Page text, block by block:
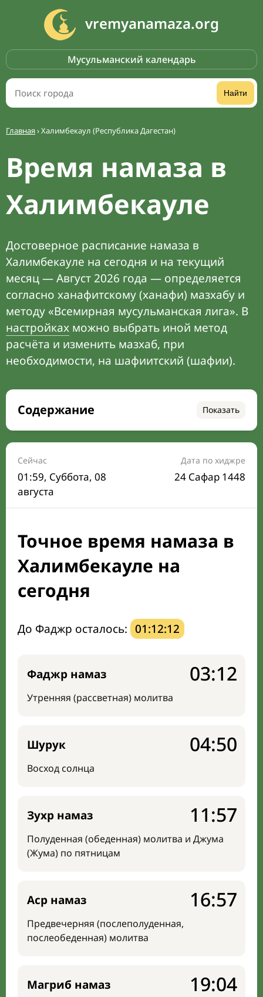
vremyanamaza.org
Мусульманский календарь
Найти
Главная›Халимбекаул (Республика Дагестан)
Время намаза в
Халимбекауле
Достоверное расписание намаза в
Халимбекауле на сегодня и на текущий
месяц — Август 2026 года — определяется
согласно ханафитскому (ханафи) мазхабу и
методу «Всемирная мусульманская лига». В
настройках можно выбрать иной метод
расчёта и изменить мазхаб, при
необходимости, на шафиитский (шафии).
Содержание Показать
Время намаза на сегодня
Расписание на месяц
Время Сухура и Ифтара на сегодня
Календарь рамадана
Мечети и молельные комнаты
Направление киблы
Сейчас
01:59, Суббота, 08
августа
Дата по хиджре
24 Сафар 1448
Точное время намаза в
Халимбекауле на
сегодня
До Фаджр осталось: 01:12:11
Фаджр намаз
Утренняя (рассветная) молитва
03:12
Шурук
Восход солнца
04:50
Зухр намаз
Полуденная (обеденная) молитва и Джума
(Жума) по пятницам
11:57
Аср намаз
Предвечерняя (послеполуденная,
послеобеденная) молитва
16:57
Магриб намаз 19:04